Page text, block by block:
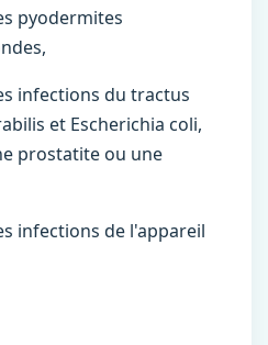
pyodermites
infections du tractus
et Escherichia coli,
prostatite ou une
infections de l'appareil